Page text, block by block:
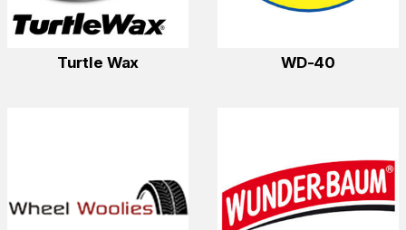
Turtle Wax WD-40